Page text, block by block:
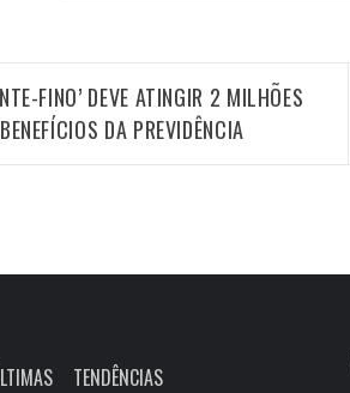
FINO’ DEVE ATINGIR 2 MILHÕES
DA PREVIDÊNCIA
TENDÊNCIAS